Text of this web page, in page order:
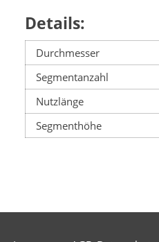
Details:
Durchmesser
Segmentanzahl
Nutzlänge
Segmenthöhe